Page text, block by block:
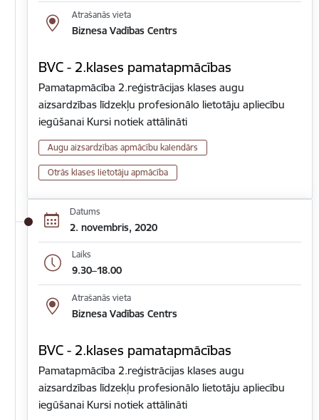
Atrašanās vieta
Biznesa Vadības Centrs
BVC - 2.klases pamatapmācības
Pamatapmācība 2.reģistrācijas klases augu
aizsardzības līdzekļu profesionālo lietotāju apliecību
iegūšanai Kursi notiek attālināti
Augu aizsardzības apmācību kalendārs
Otrās klases lietotāju apmācība
Datums
2. novembris, 2020
Laiks
9.30–18.00
Atrašanās vieta
Biznesa Vadības Centrs
BVC - 2.klases pamatapmācības
Pamatapmācība 2.reģistrācijas klases augu
aizsardzības līdzekļu profesionālo lietotāju apliecību
iegūšanai Kursi notiek attālināti